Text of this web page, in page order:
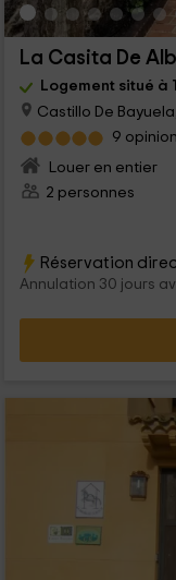
La Casita De
Logement situé à
Castillo De
9
Louer en entier
2 personnes
Réservation
Annulation 30 jours